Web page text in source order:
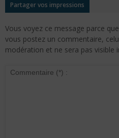
Partager vos impressions
Vous voyez ce message parce
vous postez un commentaire,
modération et ne sera pas visible